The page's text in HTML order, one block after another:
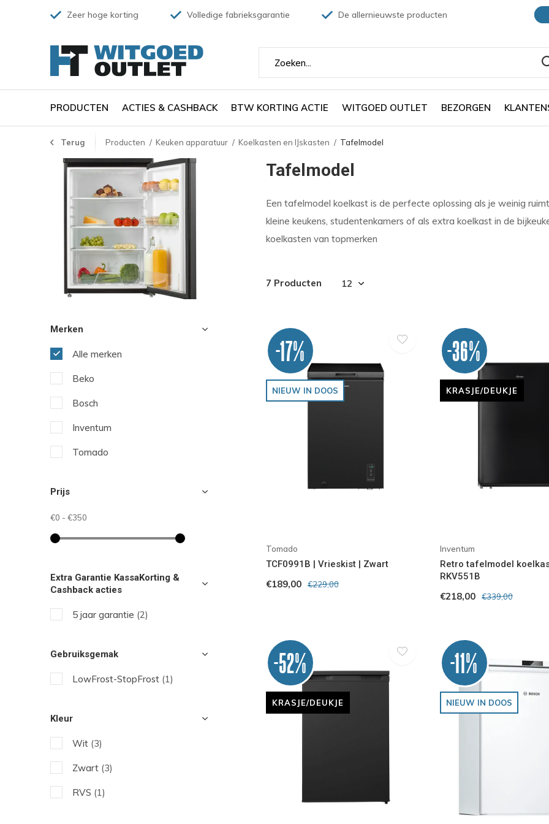
PRODUCTEN ACTIES & CASHBACK BTW KORTING ACTIE WITGOED OUTLET BEZORGEN
Zeer hoge korting Volledige fabrieksgarantie De allernieuwste producten
Terug Producten Keuken apparatuur Koelkasten en IJskasten Tafelmodel
Tafelmodel
Een tafelmodel koelkast is de perfecte oplossing als je weinig
kleine keukens, studentenkamers of als extra koelkast in de
koelkasten van topmerken
7 Producten
-17%
NIEUW IN DOOS
Tomado
TCF0991B | Vrieskist | Zwart
€189,00 €229,00
-36%
KRASJE/DEUKJE
Inventum
Retro tafelmodel
RKV551B
€218,00 €339,00
-52%
KRASJE/DEUKJE
-11%
NIEUW IN DOOS
Merken
Alle merken
Beko
Bosch
Inventum
Tomado
Prijs
€0 - €350
Extra Garantie KassaKorting &
Cashback acties
5 jaar garantie (2)
Gebruiksgemak
LowFrost-StopFrost (1)
Kleur
Wit (3)
Zwart (3)
RVS (1)